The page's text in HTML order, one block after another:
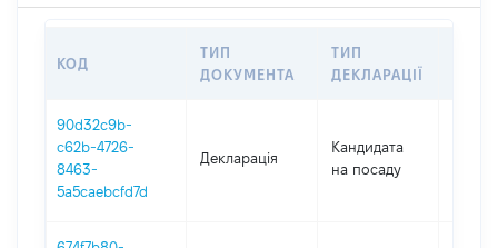
КОД
ТИП
ДОКУМЕНТА
ТИП
ДЕКЛАРАЦІЇ
90d32c9b-
c62b-4726-
8463-
5a5caebcfd7d
Декларація
Кандидата
на посаду